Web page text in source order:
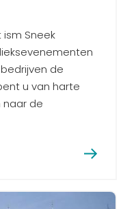
ism Sneek
de
u van harte
naar de